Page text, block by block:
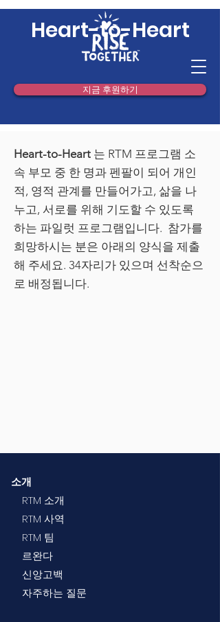
지금 후원하기
Heart-to-Heart
Heart-to-Heart 는 RTM 프로그램 소
속 부모 중 한 명과 펜팔이 되어 개인
적, 영적 관계를 만들어가고, 삶을 나
누고, 서로를 위해 기도할 수 있도록
하는 파일럿 프로그램입니다. 참가를
희망하시는 분은 아래의 양식을 제출
해 주세요. 34자리가 있으며 선착순으
로 배정됩니다.
소개
RTM 소개
RTM 사역
RTM 팀
르완다
신앙고백
자주하는 질문